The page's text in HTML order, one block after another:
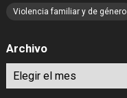
Violencia familiar y de género
Archivo
Archivo